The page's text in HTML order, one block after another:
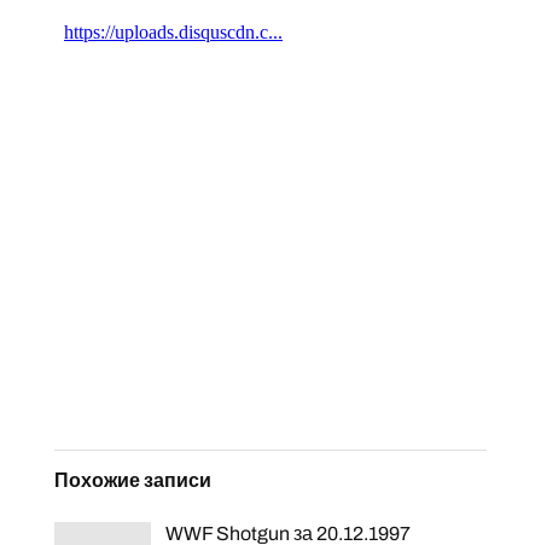
Похожие записи
WWF Shotgun за 20.12.1997